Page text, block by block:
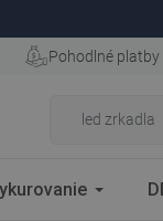
Pohodlné platby